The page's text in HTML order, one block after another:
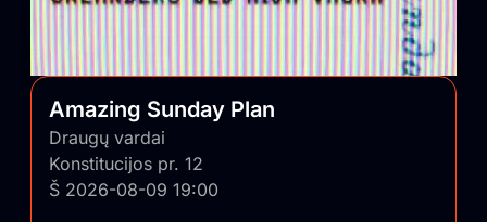
Amazing Sunday Plan
Draugų vardai
Konstitucijos pr. 12
Š 2026-08-09 19:00